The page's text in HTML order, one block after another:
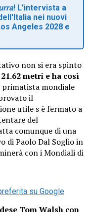
! L'intervista a
nei nuovi
Angeles 2028 e
non si era spinto
metri e ha così
primatista mondiale
il
utile s è fermato a
del
comunque di una
di Paolo Dal Soglio in
con i Mondiali di
su Google
Tom Walsh con